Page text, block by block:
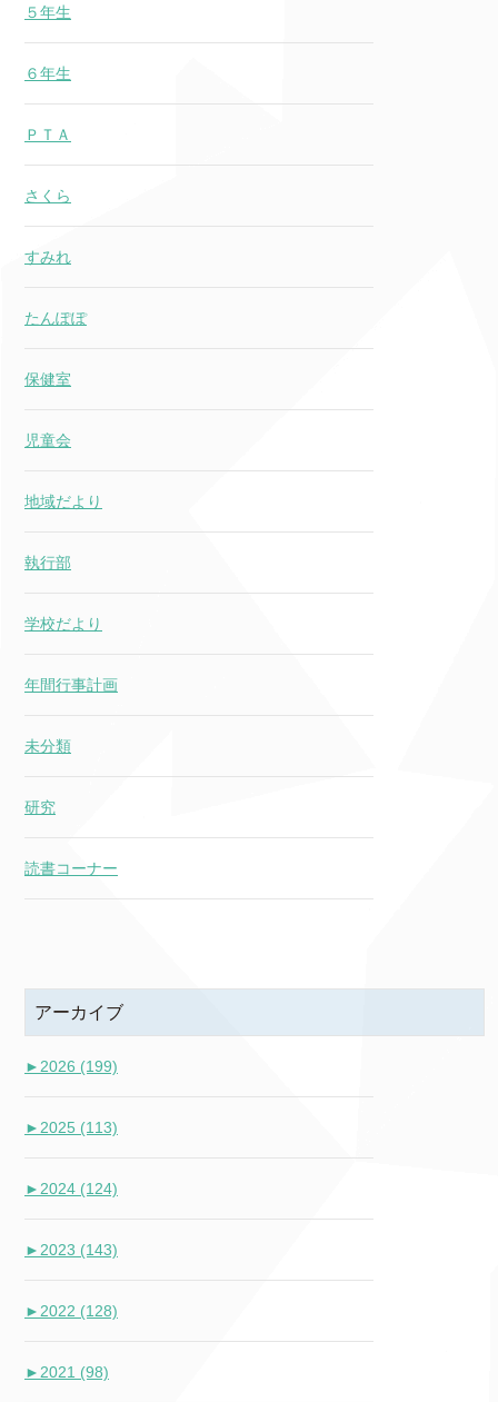
５年生
６年生
ＰＴＡ
さくら
すみれ
たんぽぽ
保健室
児童会
地域だより
執行部
学校だより
年間行事計画
未分類
研究
読書コーナー
アーカイブ
► 2026 (199)
► 2025 (113)
► 2024 (124)
► 2023 (143)
► 2022 (128)
► 2021 (98)